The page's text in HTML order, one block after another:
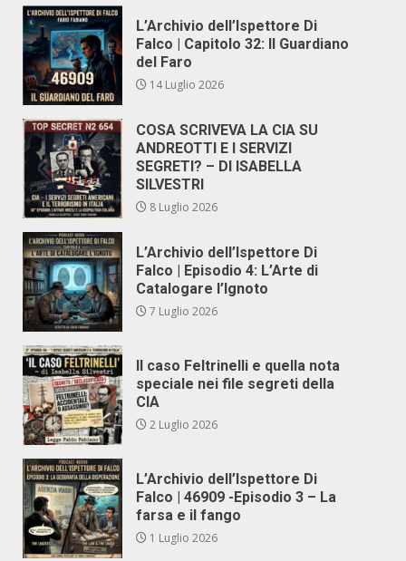
L’Archivio dell’Ispettore Di
Falco | Capitolo 32: Il Guardiano
del Faro
14 Luglio 2026
COSA SCRIVEVA LA CIA SU
ANDREOTTI E I SERVIZI
SEGRETI? – DI ISABELLA
SILVESTRI
8 Luglio 2026
L’Archivio dell’Ispettore Di
Falco | Episodio 4: L’Arte di
Catalogare l’Ignoto
7 Luglio 2026
Il caso Feltrinelli e quella nota
speciale nei file segreti della
CIA
2 Luglio 2026
L’Archivio dell’Ispettore Di
Falco | 46909 -Episodio 3 – La
farsa e il fango
1 Luglio 2026